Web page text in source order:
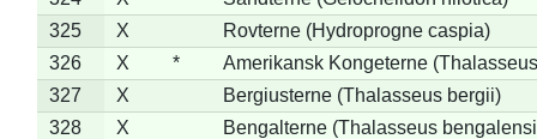
325
X
Rovterne (Hydroprogne caspia)
326
X *
Amerikansk Kongeterne
327
X
Bergiusterne (Thalasseus bergii)
328
X
Bengalterne (Thalasseus